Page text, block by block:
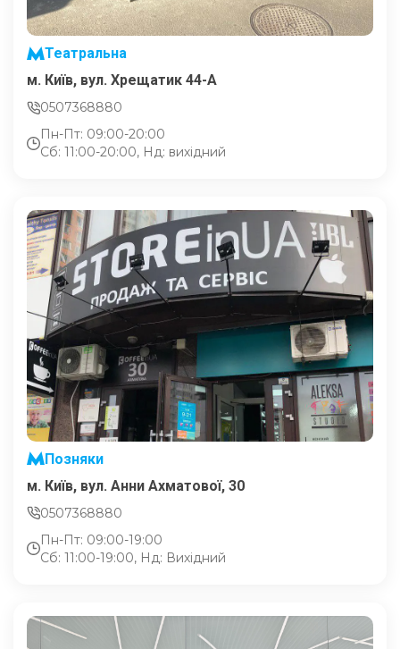
Театральна
м. Київ, вул. Хрещатик 44-A
0507368880
Пн-Пт: 09:00-20:00
Сб: 11:00-20:00, Нд: вихідний
Позняки
м. Київ, вул. Анни Ахматової, 30
0507368880
Пн-Пт: 09:00-19:00
Сб: 11:00-19:00, Нд: Вихідний